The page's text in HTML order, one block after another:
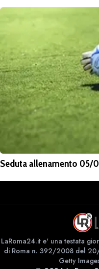
Seduta allenamento 05/
LaRoma24.it e' una testata
di Roma n. 392/2008 del
Getty